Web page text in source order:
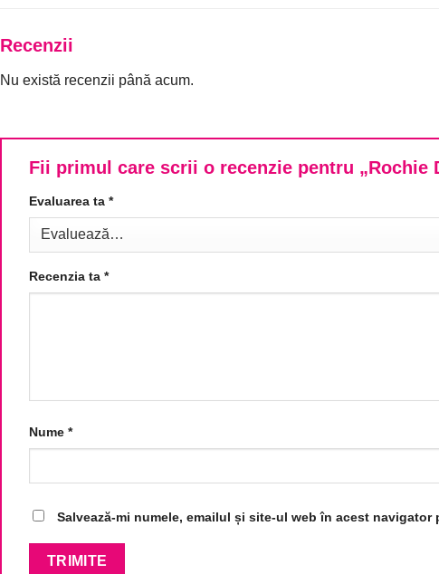
Recenzii
Nu există recenzii până acum.
Fii primul care scrii o recenzie pentru „Rochie
Evaluarea ta *
Recenzia ta *
Nume *
Salvează-mi numele, emailul și site-ul web în acest